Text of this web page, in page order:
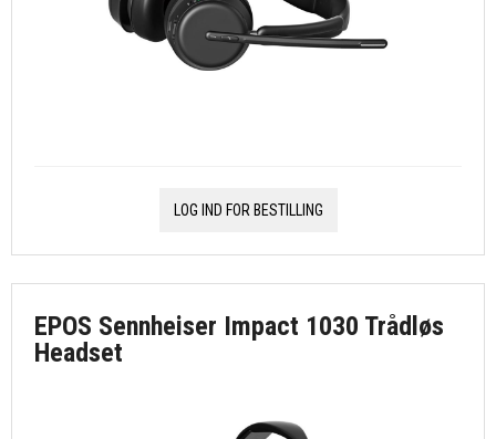
LOG IND FOR BESTILLING
EPOS Sennheiser Impact 1030 Trådløs
Headset